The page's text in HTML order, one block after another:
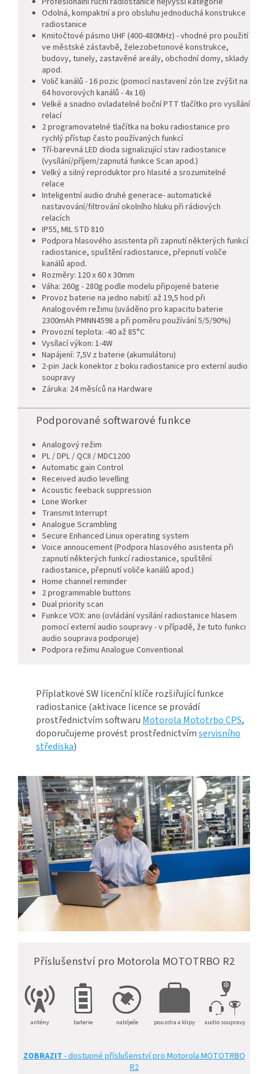
Odolná, kompaktní a pro obsluhu jednoduchá konstrukce
radiostanice
Kmitočtové pásmo UHF (400-480MHz) - vhodné pro použití
ve městské zástavbě, železobetonové konstrukce,
budovy, tunely, zastavěné areály, obchodní domy, sklady
apod.
Volič kanálů - 16 pozic (pomocí nastavení zón lze zvýšit na
64 hovorových kanálů - 4x 16)
Velké a snadno ovladatelné boční PTT tlačítko pro vysílání
relací
2 programovatelné tlačítka na boku radiostanice pro
rychlý přístup často používaných funkcí
Tří-barevná LED dioda signalizující stav radiostanice
(vysílání/příjem/zapnutá funkce Scan apod.)
Velký a silný reproduktor pro hlasité a srozumitelné
relace
Inteligentní audio druhé generace- automatické
nastavování/filtrování okolního hluku při rádiových
relacích
IP55, MIL STD 810
Podpora hlasového asistenta při zapnutí některých funkcí
radiostanice, spuštění radiostanice, přepnutí voliče
kanálů apod.
Rozměry: 120 x 60 x 30mm
Váha: 260g - 280g podle modelu připojené baterie
Provoz baterie na jedno nabití: až 19,5 hod při
Analogovém režimu (uváděno pro kapacitu baterie
2300mAh PMNN4598 a při poměru používání 5/5/90%)
Provozní teplota: -40 až 85°C
Vysílací výkon: 1-4W
Napájení: 7,5V z baterie (akumulátoru)
2-pin Jack konektor z boku radiostanice pro externí audio
soupravy
Záruka: 24 měsíců na Hardware
Podporované softwarové funkce
Analogový režim
PL / DPL / QCII / MDC1200
Automatic gain Control
Received audio levelling
Acoustic feeback suppression
Lone Worker
Transmit Interrupt
Analogue Scrambling
Secure Enhanced Linux operating system
Voice annoucement (Podpora hlasového asistenta při
zapnutí některých funkcí radiostanice, spuštění
radiostanice, přepnutí voliče kanálů apod.)
Home channel reminder
2 programmable buttons
Dual priority scan
Funkce VOX: ano (ovládání vysílání radiostanice hlasem
pomocí externí audio soupravy - v případě, že tuto funkci
audio souprava podporuje)
Podpora režimu Analogue Conventional
Příplatkové SW licenční klíče rozšiřující funkce
radiostanice (aktivace licence se provádí
prostřednictvím softwaru Motorola Mototrbo CPS,
doporučujeme provést prostřednictvímservisního
střediska)
Příslušenství pro Motorola MOTOTRBO R2
antény baterie nabíječe pouzdra a klipy audio soupravy
ZOBRAZIT - dostupné příslušenství pro Motorola MOTOTRBO
R2